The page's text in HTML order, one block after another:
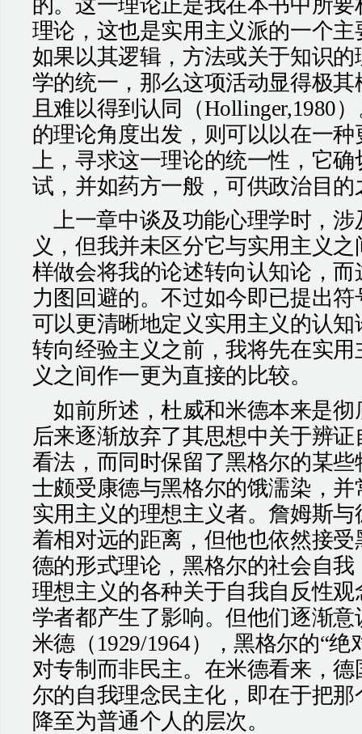
理论，这也是实用主义派的一个
如果以其逻辑，方法或关于知识
学的统一，那么这项活动显得极
且难以得到认同（Hollinger,1980
的理论角度出发，则可以以在一
上，寻求这一理论的统一性，它
试，并如药方一般，可供政治目的
上一章中谈及功能心理学时，
义，但我并未区分它与实用主义
样做会将我的论述转向认知论，
力图回避的。不过如今即已提出
可以更清晰地定义实用主义的认
转向经验主义之前，我将先在实
义之间作一更为直接的比较。
如前所述，杜威和米德本来是
后来逐渐放弃了其思想中关于辨
看法，而同时保留了黑格尔的某
士颇受康德与黑格尔的饿濡染，
实用主义的理想主义者。詹姆斯
着相对远的距离，但他也依然接
德的形式理论，黑格尔的社会自
理想主义的各种关于自我自反性
学者都产生了影响。但他们逐渐
米德（ 1929/1964），黑格尔的“绝
对专制而非民主。在米德看来，
尔的自我理念民主化，即在于把
降至为普通个人的层次。